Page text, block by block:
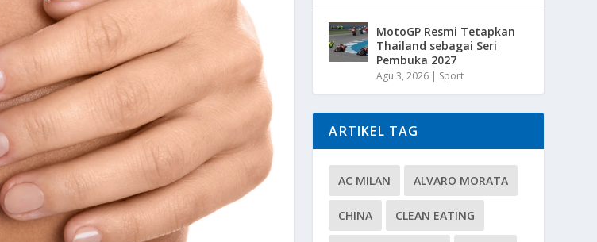
MotoGP Resmi Tetapkan
Thailand sebagai Seri
Pembuka 2027
Agu 3, 2026 | Sport
ARTIKEL TAG
AC MILAN ALVARO MORATA
CHINA CLEAN EATING